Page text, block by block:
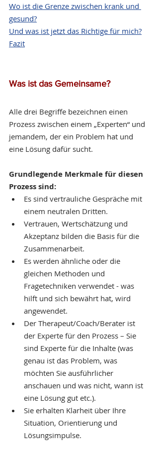
Wo ist die Grenze zwischen krank und
gesund?
Und was ist jetzt das Richtige für mich?
Fazit
Was ist das Gemeinsame?
Alle drei Begriffe bezeichnen einen
Prozess zwischen einem „Experten“ und
jemandem, der ein Problem hat und
eine Lösung dafür sucht.
Grundlegende Merkmale für diesen
Prozess sind:
Es sind vertrauliche Gespräche mit
einem neutralen Dritten.
Vertrauen, Wertschätzung und
Akzeptanz bilden die Basis für die
Zusammenarbeit.
Es werden ähnliche oder die
gleichen Methoden und
Fragetechniken verwendet - was
hilft und sich bewährt hat, wird
angewendet.
Der Therapeut/Coach/Berater ist
der Experte für den Prozess – Sie
sind Experte für die Inhalte (was
genau ist das Problem, was
möchten Sie ausführlicher
anschauen und was nicht, wann ist
eine Lösung gut etc.).
Sie erhalten Klarheit über Ihre
Situation, Orientierung und
Lösungsimpulse.